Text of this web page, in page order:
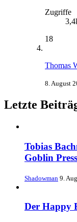
Zugriffe
18
Thomas
8. August
Letzte
Tobias
Goblin Press
Shadowman 9.
Der Happy